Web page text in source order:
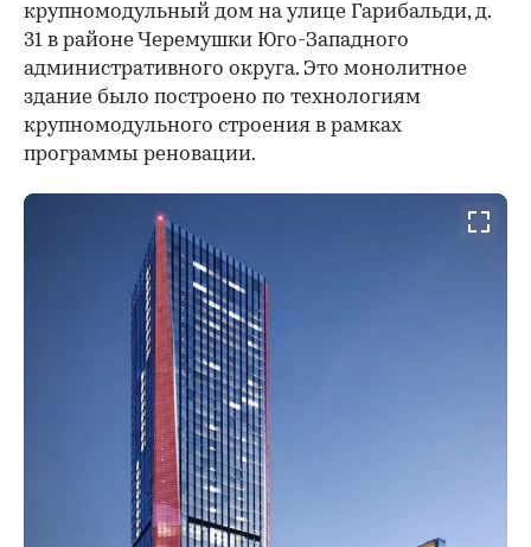
крупномодульный дом на улице Гарибальди, д.
31 в районе Черемушки Юго-Западного
административного округа. Это монолитное
здание было построено по технологиям
крупномодульного строения в рамках
программы реновации.